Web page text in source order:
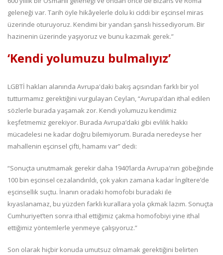
geleneği var. Tarih öyle hikâyelerle dolu ki ciddi bir eşcinsel miras
üzerinde oturuyoruz. Kendimi bir yandan şanslı hissediyorum. Bir
hazinenin üzerinde yaşıyoruz ve bunu kazımak gerek.”
‘Kendi yolumuzu bulmalıyız’
LGBTİ hakları alanında Avrupa'daki bakış açısından farklı bir yol
tutturmamız gerektiğini vurgulayan Ceylan, “Avrupa’dan ithal edilen
sözlerle burada yaşamak zor. Kendi yolumuzu kendimiz
keşfetmemiz gerekiyor. Burada Avrupa’daki gibi evlilik hakkı
mücadelesi ne kadar doğru bilemiyorum. Burada neredeyse her
mahallenin eşcinsel çifti, hamamı var” dedi:
“Sonuçta unutmamak gerekir daha 1940’larda Avrupa'nın göbeğinde
100 bin eşcinsel cezalandırıldı, çok yakın zamana kadar İngiltere’de
eşcinsellik suçtu. İnanın oradaki homofobi buradaki ile
kıyaslanamaz, bu yüzden farklı kurallara yola çıkmak lazım. Sonuçta
Cumhuriyet’ten sonra ithal ettiğimiz çakma homofobiyi yine ithal
ettiğimiz yöntemlerle yenmeye çalışıyoruz.”
Son olarak hiçbir konuda umutsuz olmamak gerektiğini belirten